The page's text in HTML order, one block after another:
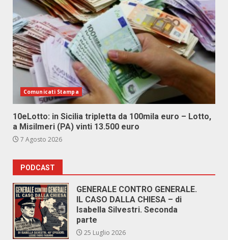
Comunicati Stampa
10eLotto: in Sicilia tripletta da 100mila euro – Lotto,
a Misilmeri (PA) vinti 13.500 euro
7 Agosto 2026
PODCAST
GENERALE CONTRO GENERALE.
IL CASO DALLA CHIESA – di
Isabella Silvestri. Seconda
parte
25 Luglio 2026